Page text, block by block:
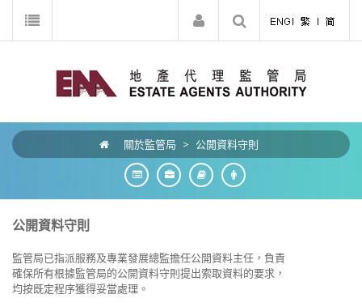
關於監管局 > 公開資料守則
公開資料守則
監管局已指派服務及專業發展總監擔任公開資料主任，負責
確保所有根據監管局的公開資料守則提出索取資料的要求，
均按既定程序獲得妥當處理。